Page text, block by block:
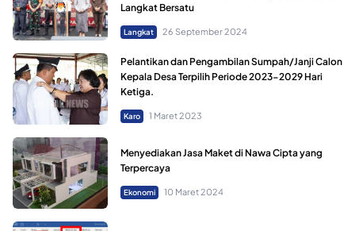
Langkat Bersatu
Langkat 26 September 2024
Pelantikan dan Pengambilan Sumpah/Janji Calon
Kepala Desa Terpilih Periode 2023-2029 Hari
Ketiga.
Karo 1 Maret 2023
Menyediakan Jasa Maket di Nawa Cipta yang
Terpercaya
Ekonomi 10 Maret 2024